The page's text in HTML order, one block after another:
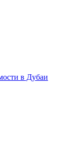
в Дубаи